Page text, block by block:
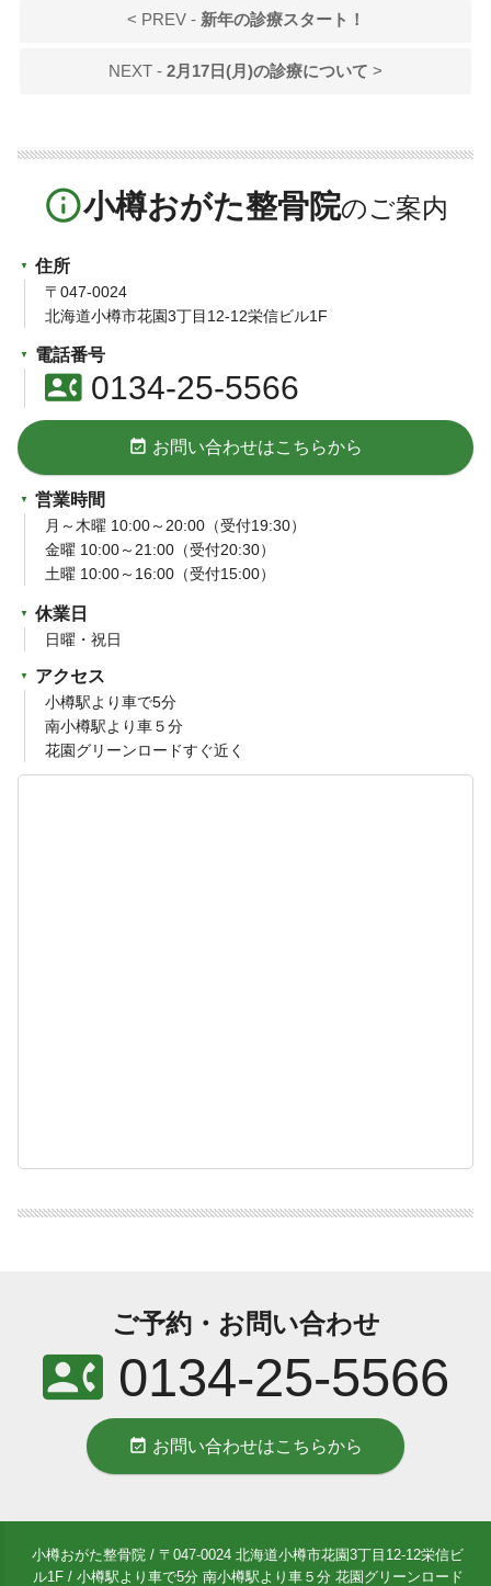
< PREV - 新年の診療スタート！
NEXT - 2月17日(月)の診療について >
info_outline小樽おがた整骨院
住所
〒047-0024
北海道小樽市花園3丁目12-12栄信ビル1F
電話番号
contact_phone0134-25-5566
event_available お問い合わせはこちらから
営業時間
月～木曜 10:00～20:00（受付19:30）
金曜 10:00～21:00（受付20:30）
土曜 10:00～16:00（受付15:00）
休業日
日曜・祝日
アクセス
小樽駅より車で5分
南小樽駅より車５分
花園グリーンロードすぐ近く
ご予約・お問い合わせ
contact_phone0134-25-5566
event_available お問い合わせはこちらから
小樽おがた整骨院 / 〒047-0024 北海道小樽市花園3丁目12-12栄信ビ
ル1F / 小樽駅より車で5分 南小樽駅より車５分 花園グリーンロード